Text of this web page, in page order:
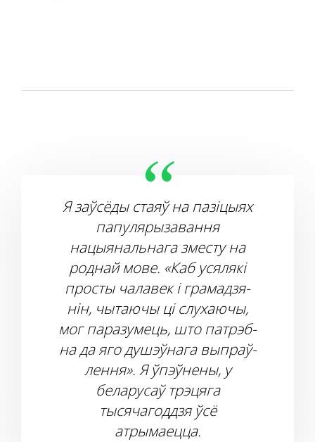
Я заўсёды стаяў на пазіцыях
папулярызавання
нацыянальнага зместу на
роднай мове. «Каб уся­ля­кі
про­с­ты ча­ла­век і гра­ма­дзя­
нін, чы­та­ю­чы ці слу­ха­ю­чы,
мог па­ра­зу­мець, што па­трэб­
на да яго ду­шэў­на­га вы­праў­
лен­ня». Я ўпэўнены, у
беларусаў трэцяга
тысячагоддзя ўсё
атрымаецца.